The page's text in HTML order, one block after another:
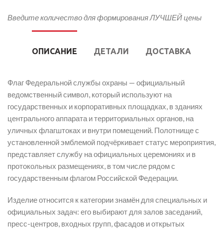
Введите количество для формирования ЛУЧШЕЙ цены
ОПИСАНИЕ ДЕТАЛИ ДОСТАВКА
Флаг Федеральной службы охраны — официальный
ведомственный символ, который используют на
государственных и корпоративных площадках, в зданиях
центрального аппарата и территориальных органов, на
уличных флагштоках и внутри помещений. Полотнище с
установленной эмблемой подчёркивает статус мероприятия,
представляет службу на официальных церемониях и в
протокольных размещениях, в том числе рядом с
государственным флагом Российской Федерации.
Изделие относится к категории знамён для специальных и
официальных задач: его выбирают для залов заседаний,
пресс-центров, входных групп, фасадов и открытых